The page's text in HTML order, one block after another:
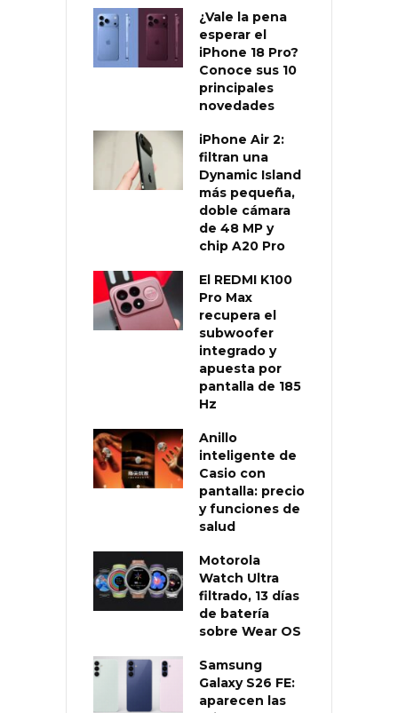
¿Vale la pena
esperar el
iPhone 18 Pro?
Conoce sus 10
principales
novedades
iPhone Air 2:
filtran una
Dynamic Island
más pequeña,
doble cámara
de 48 MP y
chip A20 Pro
El REDMI K100
Pro Max
recupera el
subwoofer
integrado y
apuesta por
pantalla de 185
Hz
Anillo
inteligente de
Casio con
pantalla: precio
y funciones de
salud
Motorola
Watch Ultra
filtrado, 13 días
de batería
sobre Wear OS
Samsung
Galaxy S26 FE:
aparecen las